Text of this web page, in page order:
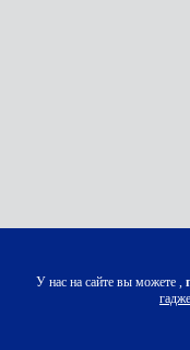
У нас на сайте вы можете ,